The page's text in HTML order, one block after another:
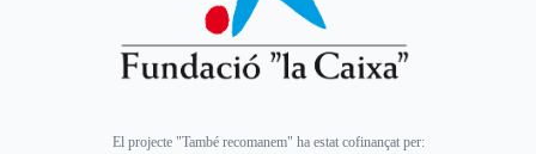
El projecte "També recomanem" ha estat cofinançat per: